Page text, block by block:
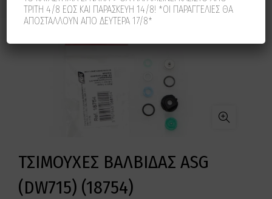
ΤΣΙΜΟΥΧΕΣ ΒΑΛΒΙΔΑΣ ASG
(DW715) (18754)
ΤΡΙΤΗ 4/8 ΕΩΣ ΚΑΙ ΠΑΡΑΣΚΕΥΗ 14/8! *ΟΙ ΠΑΡΑΓΓΕΛΙΕΣ ΘΑ
ΑΠΟΣΤΑΛΛΟΥΝ ΑΠΟ ΔΕΥΤΕΡΑ 17/8*